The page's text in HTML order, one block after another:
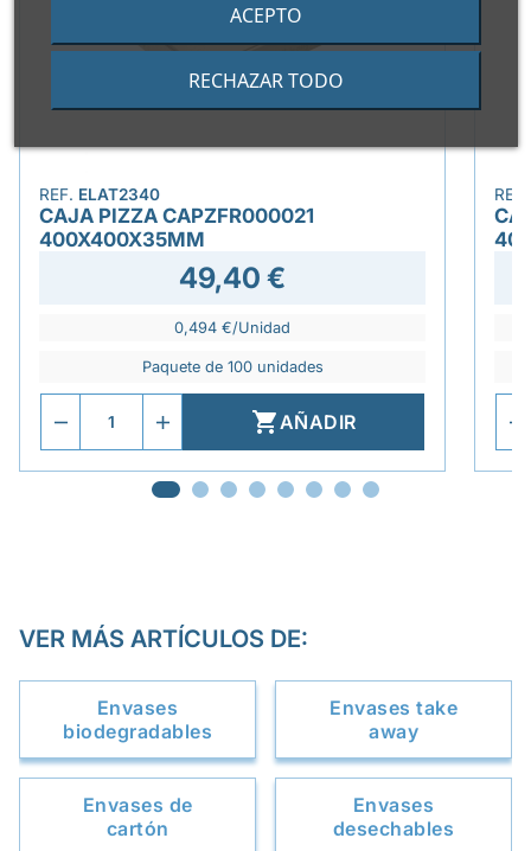
RECHAZAR TODO
ACEPTO
REF. ELAT2340
CAJA PIZZA CAPZFR000021
400X400X35MM
49,40 €
0,494 €/Unidad
Paquete de 100 unidades
AÑADIR
VER MÁS ARTÍCULOS DE:
Envases
biodegradables
Envases take
away
Envases de
cartón
Envases
desechables